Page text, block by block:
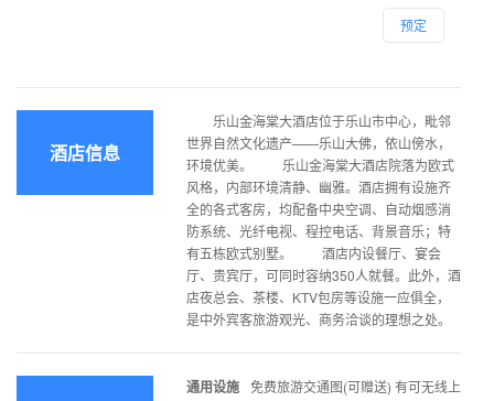
预定
酒店信息
乐山金海棠大酒店位于乐山市中心，毗邻
世界自然文化遗产——乐山大佛，依山傍水，
环境优美。 乐山金海棠大酒店院落为欧式
风格，内部环境清静、幽雅。酒店拥有设施齐
全的各式客房，均配备中央空调、自动烟感消
防系统、光纤电视、程控电话、背景音乐；特
有五栋欧式别墅。 酒店内设餐厅、宴会
厅、贵宾厅，可同时容纳350人就餐。此外，酒
店夜总会、茶楼、KTV包房等设施一应俱全，
是中外宾客旅游观光、商务洽谈的理想之处。
通用设施 免费旅游交通图(可赠送) 有可无线上